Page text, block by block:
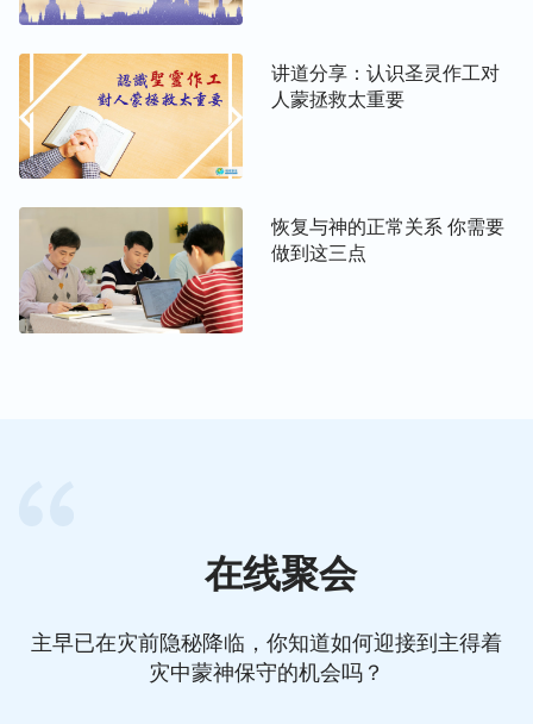
潮流，因而心离神越来越远，这就需要我们安静在神
神的话说：“如果平时在大小事上都不放过，每个心
思意念都得洁净，安静在灵里面，遇事我话立时默示
在你里面，如同明镜，对照自己达到有路可行，这叫
对症下药！病必得痊愈，神就是这么全能。凡是饥渴
慕义、真心寻求的人，我必光照开启，都会让你看见
灵界的奥秘，使你们有路可行，尽快地脱去败坏旧性
情，达到生命成熟合我使用，……
肉体享受，这里涉及到选择什么样的人生道路的问
命，有什么益处呢？人还能拿什么换生命呢？”（马太
追求真理得生命太宝贵了，再多的钱也换
讲道分享：认识圣灵作工对
人蒙拯救太重要
恢复与神的正常关系 你需要
做到这三点
在线聚会
主早已在灾前隐秘降临，你知道如何迎接到主得着
灾中蒙神保守的机会吗？